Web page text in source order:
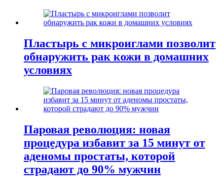
Пластырь с микроиглами позволит
обнаружить рак кожи в домашних
условиях
Паровая революция: новая
процедура избавит за 15 минут от
аденомы простаты, которой
страдают до 90% мужчин